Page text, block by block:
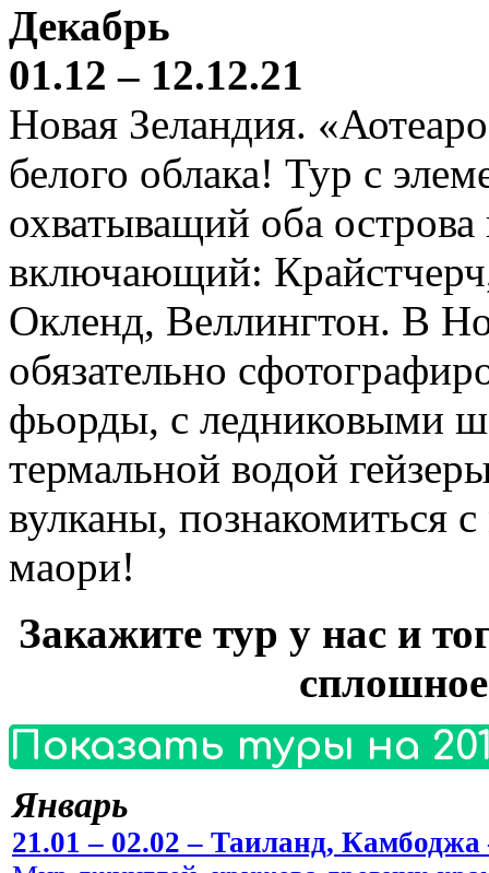
Декабрь
01.12 – 12.12.21
Новая Зеландия.
белого облака! Тур с
охватыващий оба
включающий:
Окленд, Веллингтон. В
обязательно
фьорды, с ледниковыми
термальной водой
вулканы, познакомиться
маори!
Закажите тур у нас и
Показать туры на
Январь
21.01 – 02.02 – Таиланд,